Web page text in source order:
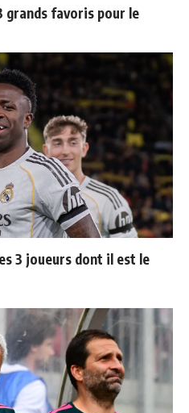
grands favoris pour le
3 joueurs dont il est le